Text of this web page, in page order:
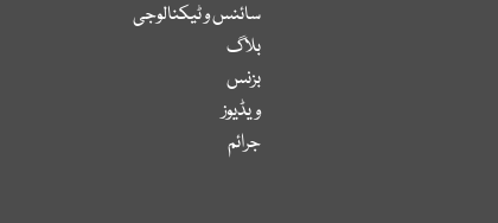
سائنس و ٹیکنالوجی
بلاگ
بزنس
ویڈیوز
جرائم